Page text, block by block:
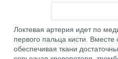
Локтевая артерия идет по
первого пальца кисти.
обеспечивая ткани